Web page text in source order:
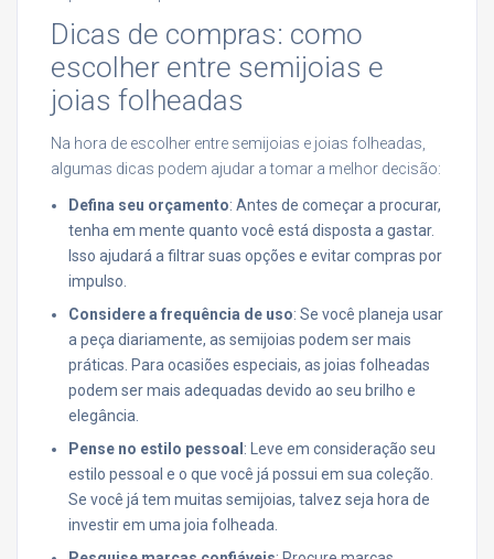
Dicas de compras: como
escolher entre semijoias e
joias folheadas
Na hora de escolher entre semijoias e joias folheadas,
algumas dicas podem ajudar a tomar a melhor decisão:
Defina seu orçamento: Antes de começar a procurar,
tenha em mente quanto você está disposta a gastar.
Isso ajudará a filtrar suas opções e evitar compras por
impulso.
Considere a frequência de uso: Se você planeja usar
a peça diariamente, as semijoias podem ser mais
práticas. Para ocasiões especiais, as joias folheadas
podem ser mais adequadas devido ao seu brilho e
elegância.
Pense no estilo pessoal : Leve em consideração seu
estilo pessoal e o que você já possui em sua coleção.
Se você já tem muitas semijoias, talvez seja hora de
investir em uma joia folheada.